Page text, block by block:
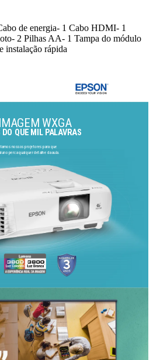
de energia- 1 Cabo HDMI- 1
2 Pilhas AA- 1 Tampa do módulo
instalação rápida